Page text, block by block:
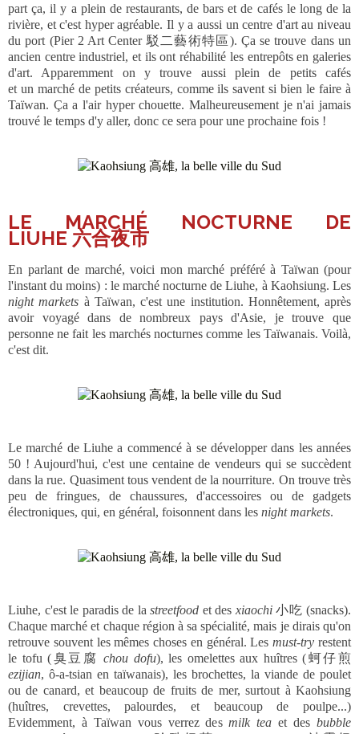
part ça, il y a plein de restaurants, de bars et de cafés le long de la
rivière, et c'est hyper agréable. Il y a aussi un centre d'art au niveau
du port (Pier 2 Art Center 駁二藝術特區). Ça se trouve dans un
ancien centre industriel, et ils ont réhabilité les entrepôts en galeries
d'art. Apparemment on y trouve aussi plein de petits cafés
et un marché de petits créateurs, comme ils savent si bien le faire à
Taïwan. Ça a l'air hyper chouette. Malheureusement je n'ai jamais
trouvé le temps d'y aller, donc ce sera pour une prochaine fois !
LE MARCHÉ NOCTURNE DE
LIUHE 六合夜市
En parlant de marché, voici mon marché préféré à Taïwan (pour
l'instant du moins) : le marché nocturne de Liuhe, à Kaohsiung. Les
night markets à Taïwan, c'est une institution. Honnêtement, après
avoir voyagé dans de nombreux pays d'Asie, je trouve que
personne ne fait les marchés nocturnes comme les Taïwanais. Voilà,
c'est dit.
Le marché de Liuhe a commencé à se développer dans les années
50 ! Aujourd'hui, c'est une centaine de vendeurs qui se succèdent
dans la rue. Quasiment tous vendent de la nourriture. On trouve très
peu de fringues, de chaussures, d'accessoires ou de gadgets
électroniques, qui, en général, foisonnent dans les night markets.
Liuhe, c'est le paradis de lastreetfood et des xiaochi小吃 (snacks).
Chaque marché et chaque région à sa spécialité, mais je dirais qu'on
retrouve souvent les mêmes choses en général. Lesmust-try restent
le tofu (臭豆腐 chou dofu), les omelettes aux huîtres (蚵仔煎
ezijian, ô-a-tsian en taïwanais), les brochettes, la viande de poulet
ou de canard, et beaucoup de fruits de mer, surtout à Kaohsiung
(huîtres, crevettes, palourdes, et beaucoup de poulpe...)
Evidemment, à Taïwan vous verrez desmilk teaet des bubble